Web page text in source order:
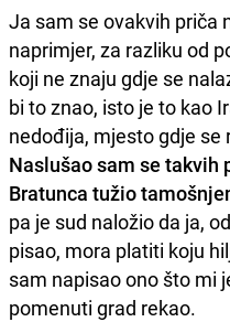
Ja sam se ovakvih priča
naprimjer, za razliku od
koji ne znaju gdje se
bi to znao, isto je to kao
nedođija, mjesto gdje
Naslušao sam se takvih
Bratunca tužio
pa je sud naložio da ja,
pisao, mora platiti koju
sam napisao ono što mi
pomenuti grad rekao.